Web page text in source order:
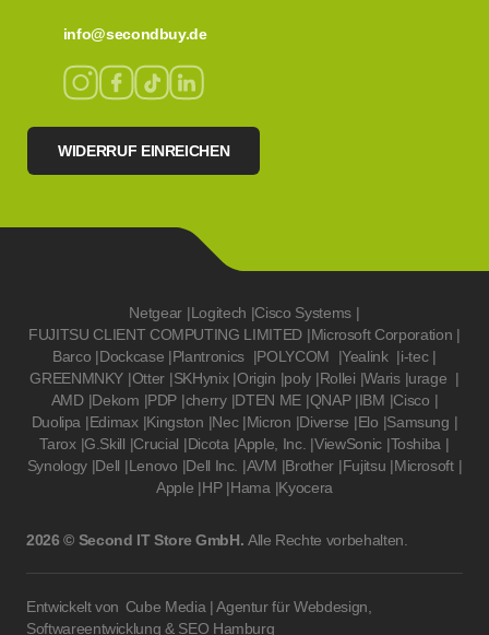
info@secondbuy.de
WIDERRUF EINREICHEN
Netgear |Logitech |Cisco Systems |
FUJITSU CLIENT COMPUTING LIMITED |Microsoft Corporation |
Barco |Dockcase |Plantronics |POLYCOM |Yealink |i-tec |
GREENMNKY |Otter |SKHynix |Origin |poly |Rollei |Waris |urage |
AMD |Dekom |PDP |cherry |DTEN ME |QNAP |IBM |Cisco |
Duolipa |Edimax |Kingston |Nec |Micron |Diverse |Elo |Samsung |
Tarox |G.Skill |Crucial |Dicota |Apple, Inc. |ViewSonic |Toshiba |
Synology |Dell |Lenovo |Dell Inc. |AVM |Brother |Fujitsu |Microsoft |
Apple |HP |Hama |Kyocera
2026 © Second IT Store GmbH. Alle Rechte vorbehalten.
Entwickelt von Cube Media | Agentur für Webdesign,
Softwareentwicklung & SEO Hamburg